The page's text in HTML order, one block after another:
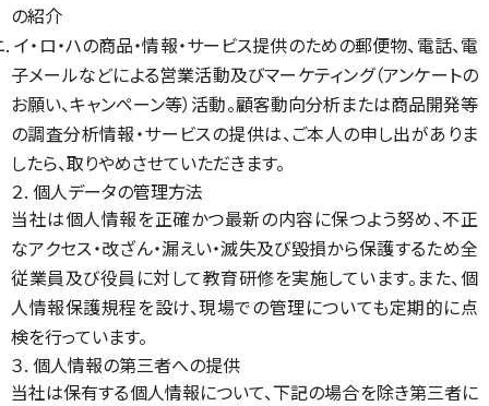
の紹介
. イ・ロ・ハの商品・情報・サービス提供のための郵便物、電話、電
子メールなどによる営業活動及びマーケティング（アンケートの
お願い、キャンペーン等）活動。顧客動向分析または商品開発等
の調査分析情報・サービスの提供は、ご本人の申し出がありま
したら、取りやめさせていただきます。
２. 個人データの管理方法
当社は個人情報を正確かつ最新の内容に保つよう努め、不正
なアクセス・改ざん・漏えい・滅失及び毀損から保護するため全
従業員及び役員に対して教育研修を実施しています。また、個
人情報保護規程を設け、現場での管理についても定期的に点
検を行っています。
３. 個人情報の第三者への提供
当社は保有する個人情報について、下記の場合を除き第三者に